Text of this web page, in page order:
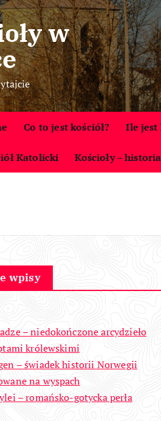
Co to jest kościół? Ile jest
Katolicki Kościoły – historia
wpisy
– niedokończone arcydzieło
królewskimi
– świadek historii Norwegii
na wyspach
– romańsko-gotycka perła